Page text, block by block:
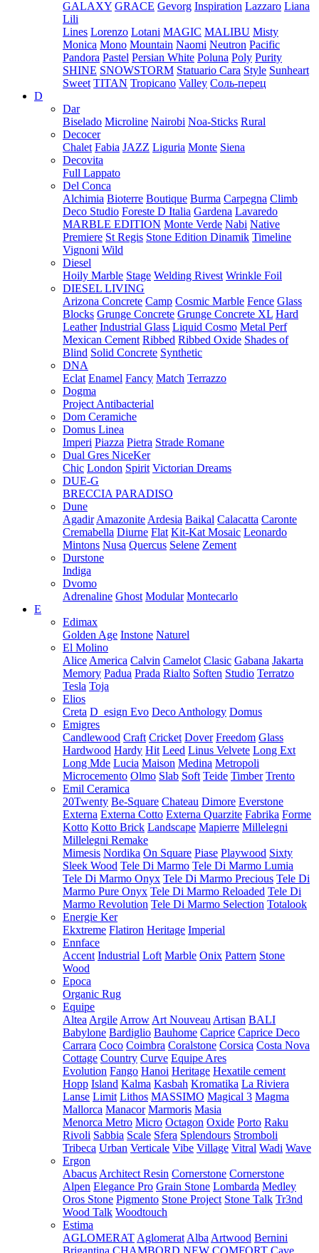
GALAXY GRACE Gevorg Inspiration Lazzaro Liana
Lili
Lines Lorenzo Lotani MAGIC MALIBU Misty
Monica Mono Mountain Naomi Neutron Pacific
Pandora Pastel Persian White Poluna Poly Purity
SHINE SNOWSTORM Statuario Cara Style Sunheart
Sweet TITAN Tropicano Valley Соль-перец
D
Dar
Biselado Microline Nairobi Noa-Sticks Rural
Decocer
Chalet Fabia JAZZ Liguria Monte Siena
Decovita
Full Lappato
Del Conca
Alchimia Bioterre Boutique Burma Carpegna Climb
Deco Studio Foreste D Italia Gardena Lavaredo
MARBLE EDITION Monte Verde Nabi Native
Premiere St Regis Stone Edition Dinamik Timeline
Vignoni Wild
Diesel
Hoily Marble Stage Welding Rivest Wrinkle Foil
DIESEL LIVING
Arizona Concrete Camp Cosmic Marble Fence Glass
Blocks Grunge Concrete Grunge Concrete XL Hard
Leather Industrial Glass Liquid Cosmo Metal Perf
Mexican Cement Ribbed Ribbed Oxide Shades of
Blind Solid Concrete Synthetic
DNA
Eclat Enamel Fancy Match Terrazzo
Dogma
Project Antibacterial
Dom Ceramiche
Domus Linea
Imperi Piazza Pietra Strade Romane
Dual Gres NiceKer
Chic London Spirit Victorian Dreams
DUE-G
BRECCIA PARADISO
Dune
Agadir Amazonite Ardesia Baikal Calacatta Caronte
Cremabella Diurne Flat Kit-Kat Mosaic Leonardo
Mintons Nusa Quercus Selene Zement
Durstone
Indiga
Dvomo
Adrenaline Ghost Modular Montecarlo
E
Edimax
Golden Age Instone Naturel
El Molino
Alice America Calvin Camelot Clasic Gabana Jakarta
Memory Padua Prada Rialto Soften Studio Terratzo
Tesla Toja
Elios
Creta D_esign Evo Deco Anthology Domus
Emigres
Candlewood Craft Cricket Dover Freedom Glass
Hardwood Hardy Hit Leed Linus Velvete Long Ext
Long Mde Lucia Maison Medina Metropoli
Microcemento Olmo Slab Soft Teide Timber Trento
Emil Ceramica
20Twenty Be-Square Chateau Dimore Everstone
Externa Externa Cotto Externa Quarzite Fabrika Forme
Kotto Kotto Brick Landscape Mapierre Millelegni
Millelegni Remake
Mimesis Nordika On Square Piase Playwood Sixty
Sleek Wood Tele Di Marmo Tele Di Marmo Lumia
Tele Di Marmo Onyx Tele Di Marmo Precious Tele Di
Marmo Pure Onyx Tele Di Marmo Reloaded Tele Di
Marmo Revolution Tele Di Marmo Selection Totalook
Energie Ker
Ekxtreme Flatiron Heritage Imperial
Ennface
Accent Industrial Loft Marble Onix Pattern Stone
Wood
Epoca
Organic Rug
Equipe
Altea Argile Arrow Art Nouveau Artisan BALI
Babylone Bardiglio Bauhome Caprice Caprice Deco
Carrara Coco Coimbra Coralstone Corsica Costa Nova
Cottage Country Curve Equipe Ares
Evolution Fango Hanoi Heritage Hexatile cement
Hopp Island Kalma Kasbah Kromatika La Riviera
Lanse Limit Lithos MASSIMO Magical 3 Magma
Mallorca Manacor Marmoris Masia
Menorca Metro Micro Octagon Oxide Porto Raku
Rivoli Sabbia Scale Sfera Splendours Stromboli
Tribeca Urban Verticale Vibe Village Vitral Wadi Wave
Ergon
Abacus Architect Resin Cornerstone Cornerstone
Alpen Elegance Pro Grain Stone Lombarda Medley
Oros Stone Pigmento Stone Project Stone Talk Tr3nd
Wood Talk Woodtouch
Estima
AGLOMERAT Aglomerat Alba Artwood Bernini